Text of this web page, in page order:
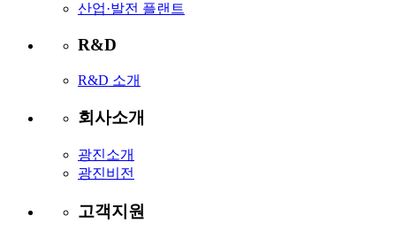
산업·발전 플랜트
R&D
R&D 소개
회사소개
광진소개
광진비전
고객지원